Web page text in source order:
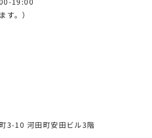
す。）
3-10 河田町安田ビル3階